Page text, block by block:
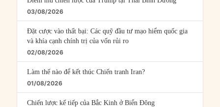
03/08/2026
Đặt cược vào thất bại: Các quỹ đầu tư mạo hiểm quốc gia
và khía cạnh chính trị của vốn rủi ro
02/08/2026
Làm thế nào để kết thúc Chiến tranh Iran?
01/08/2026
Chiến lược kế tiếp của Bắc Kinh ở Biển Đông